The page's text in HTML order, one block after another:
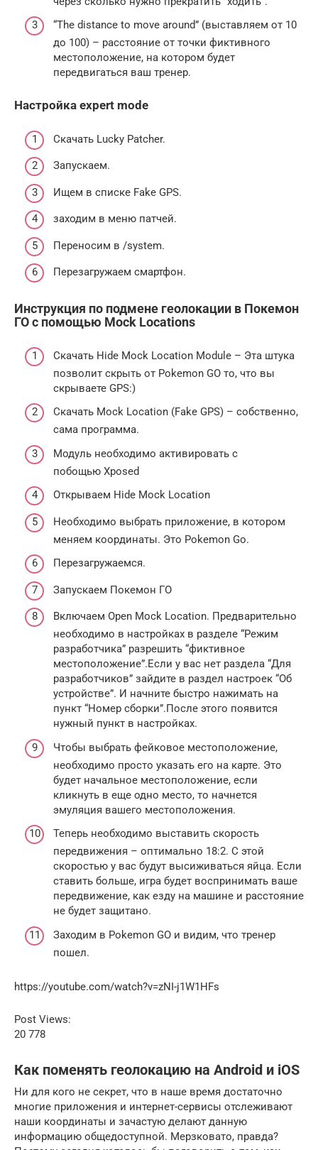
“The distance to move around” (выставляем от 10
до 100) – расстояние от точки фиктивного
местоположение, на котором будет
передвигаться ваш тренер.
Настройка expert mode
Скачать Lucky Patcher.
Запускаем.
Ищем в списке Fake GPS.
заходим в меню патчей.
Переносим в /system.
Перезагружаем смартфон.
Инструкция по подмене геолокации в Покемон
ГО с помощью Mock Locations
Скачать Hide Mock Location Module – Эта штука
позволит скрыть от Pokemon GO то, что вы
скрываете GPS:)
Скачать Mock Location (Fake GPS) – собственно,
сама программа.
Модуль необходимо активировать с
побощью Xposed
Открываем Hide Mock Location
Необходимо выбрать приложение, в котором
меняем координаты. Это Pokemon Go.
Перезагружаемся.
Запускаем Покемон ГО
Включаем Open Mock Location. Предварительно
необходимо в настройках в разделе “Режим
разработчика” разрешить “фиктивное
местоположение”.Если у вас нет раздела “Для
разработчиков” зайдите в раздел настроек “Об
устройстве”. И начните быстро нажимать на
пункт “Номер сборки”.После этого появится
нужный пункт в настройках.
Чтобы выбрать фейковое местоположение,
необходимо просто указать его на карте. Это
будет начальное местоположение, если
кликнуть в еще одно место, то начнется
эмуляция вашего местоположения.
Теперь необходимо выставить скорость
передвижения – оптимально 18:2. С этой
скоростью у вас будут высиживаться яйца. Если
ставить больше, игра будет воспринимать ваше
передвижение, как езду на машине и расстояние
не будет защитано.
Заходим в Pokemon GO и видим, что тренер
пошел.
https://youtube.com/watch?v=zNI-j1W1HFs
Post Views:
20 778
Как поменять геолокацию на Android и iOS
Ни для кого не секрет, что в наше время достаточно
многие приложения и интернет-сервисы отслеживают
наши координаты и зачастую делают данную
информацию общедоступной. Мерзковато, правда?